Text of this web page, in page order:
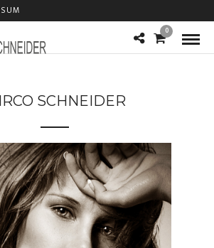
0
SCHNEIDER